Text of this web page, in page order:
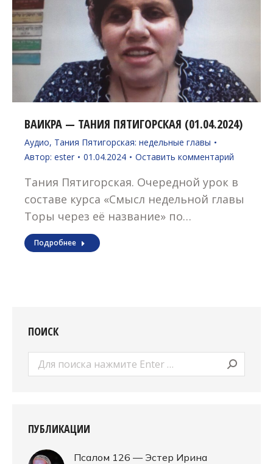
ВАИКРА — ТАНИЯ ПЯТИГОРСКАЯ (01.04.2024)
Аудио, Тания Пятигорская: недельные главы
Автор: ester 01.04.2024 Оставить комментарий
Тания Пятигорская. Очередной урок в
составе курса «Смысл недельной главы
Торы через её название» по…
Подробнее
ПОИСК
Поиск:
ПУБЛИКАЦИИ
Псалом 126 — Эстер Ирина